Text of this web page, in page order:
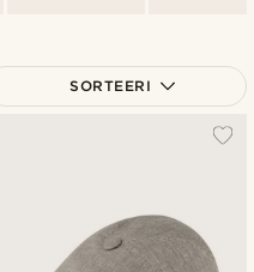
SORTEERI
Kõrgeim hind